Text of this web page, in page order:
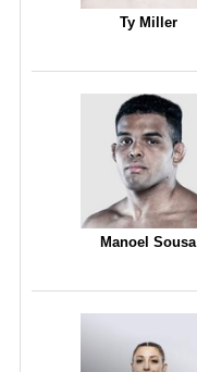
Ty Miller
Manoel Sousa